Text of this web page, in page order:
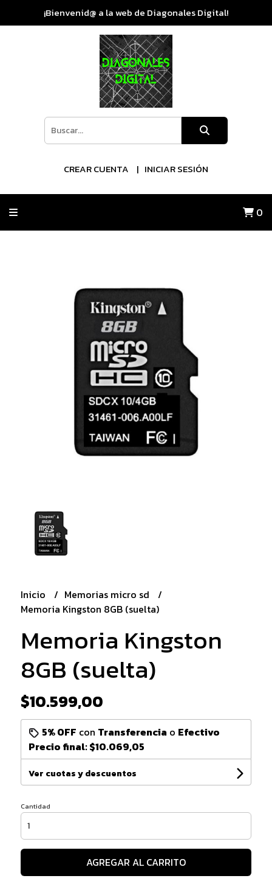
¡Bienvenid@ a la web de Diagonales Digital!
CREAR CUENTA INICIAR SESIÓN
0
Inicio
Memorias micro sd
Memoria Kingston 8GB (suelta)
Memoria Kingston
8GB (suelta)
$10.599,00
5% OFF con Transferencia o Efectivo
Precio final:$10.069,05
Ver cuotas y descuentos
Cantidad
AGREGAR AL CARRITO